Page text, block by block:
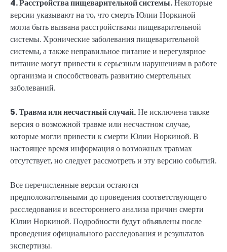
4. Расстройства пищеварительной системы.Некоторые
версии указывают на то, что смерть Юлии Норкиной
могла быть вызвана расстройствами пищеварительной
системы. Хронические заболевания пищеварительной
системы, а также неправильное питание и нерегулярное
питание могут привести к серьезным нарушениям в работе
организма и способствовать развитию смертельных
заболеваний.
5. Травма или несчастный случай.Не исключена также
версия о возможной травме или несчастном случае,
которые могли привести к смерти Юлии Норкиной. В
настоящее время информация о возможных травмах
отсутствует, но следует рассмотреть и эту версию событий.
Все перечисленные версии остаются
предположительными до проведения соответствующего
расследования и всестороннего анализа причин смерти
Юлии Норкиной. Подробности будут объявлены после
проведения официального расследования и результатов
экспертизы.